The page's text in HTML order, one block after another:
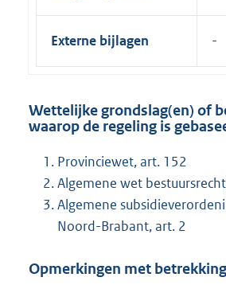
Externe bijlagen
Wettelijke grondslag(en) of
waarop de regeling is
Provinciewet, art. 152
Algemene wet
Algemene
Noord-Brabant, art. 2
Opmerkingen met